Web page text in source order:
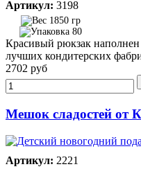
Артикул: 3198
1850 гр
80
Красивый рюкзак
лучших кондитерских
2702 руб
Мешок сладостей от
Артикул: 2221